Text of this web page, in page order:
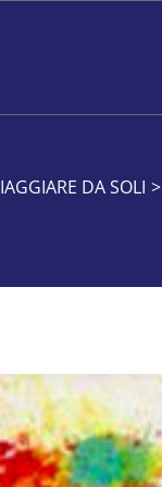
DA SOLI >